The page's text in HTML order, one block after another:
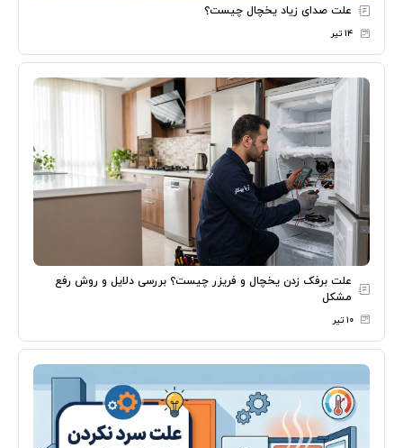
علت صدای زیاد یخچال چیست؟
۱۴ تیر
علت برفک زدن یخچال و فریزر چیست؟ بررسی دلایل و روش رفع
مشکل
۱۰ تیر